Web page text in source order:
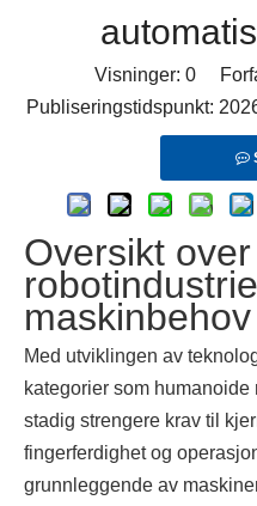
Visninger: 0
Publiseringstidspunkt:
Oversikt over
maskinbehov
Med utviklingen av
kategorier som
stadig strengere krav til
fingerferdighet og
grunnleggende av